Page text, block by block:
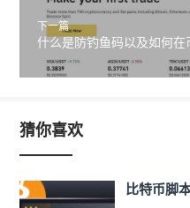
下一篇
什么是防钓鱼码以及如何在
猜你喜欢
比特币脚